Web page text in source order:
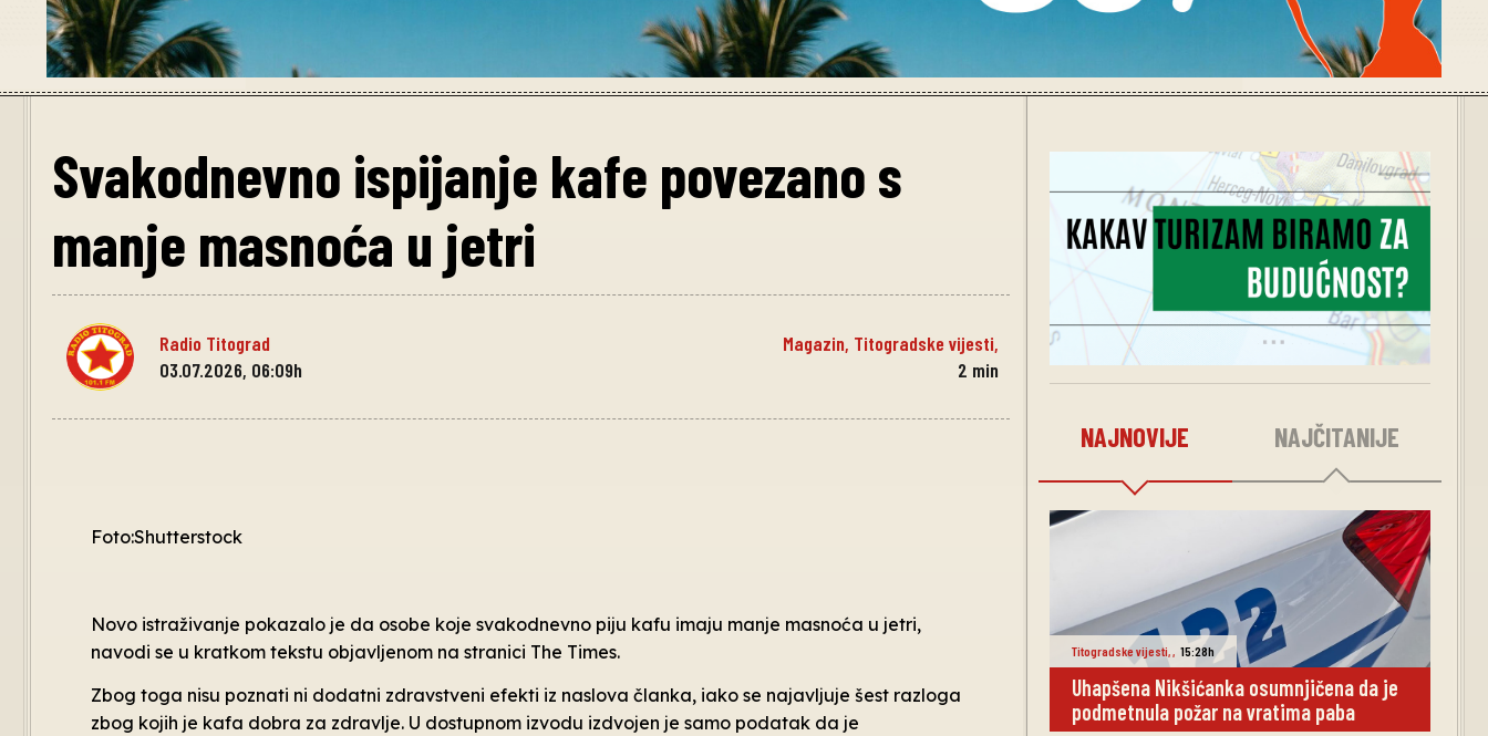
Svakodnevno ispijanje kafe povezano s
manje masnoća u jetri
Radio Titograd Magazin, Titogradske vijesti,
03.07.2026, 06:09h
2 min
Foto:Shutterstock
Novo istraživanje pokazalo je da osobe koje svakodnevno piju kafu imaju manje masnoća u jetri,
navodi se u kratkom tekstu objavljenom na stranici The Times.
Zbog toga nisu poznati ni dodatni zdravstveni efekti iz naslova članka, iako se najavljuje šest razloga
zbog kojih je kafa dobra za zdravlje. U dostupnom izvodu izdvojen je samo podatak da je
NAJNOVIJE NAJČITANIJE
Titogradske vijesti,, 15:28h
Uhapšena Nikšićanka osumnjičena da je
podmetnula požar na vratima paba